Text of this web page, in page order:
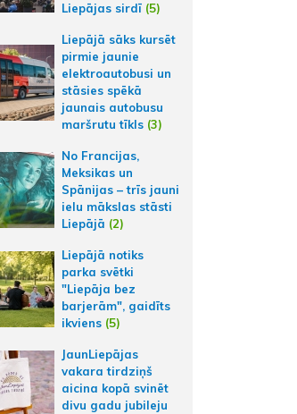
Liepājas sirdī (5)
Liepājā sāks kursēt
pirmie jaunie
elektroautobusi un
stāsies spēkā
jaunais autobusu
maršrutu tīkls (3)
No Francijas,
Meksikas un
Spānijas – trīs jauni
ielu mākslas stāsti
Liepājā (2)
Liepājā notiks
parka svētki
"Liepāja bez
barjerām", gaidīts
ikviens (5)
JaunLiepājas
vakara tirdziņš
aicina kopā svinēt
divu gadu jubileju